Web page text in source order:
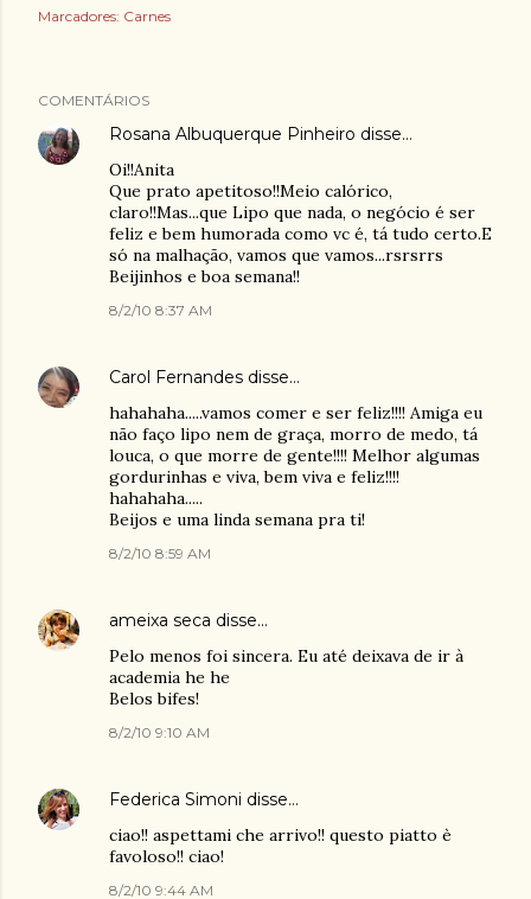
Marcadores: Carnes
COMENTÁRIOS
Rosana Albuquerque Pinheiro disse…
Oi!!Anita
Que prato apetitoso!!Meio calórico,
claro!!Mas...que Lipo que nada, o negócio é ser
feliz e bem humorada como vc é, tá tudo certo.E
só na malhação, vamos que vamos...rsrsrrs
Beijinhos e boa semana!!
8/2/10 8:37 AM
Carol Fernandes disse…
hahahaha.....vamos comer e ser feliz!!!! Amiga eu
não faço lipo nem de graça, morro de medo, tá
louca, o que morre de gente!!!! Melhor algumas
gordurinhas e viva, bem viva e feliz!!!!
hahahaha.....
Beijos e uma linda semana pra ti!
8/2/10 8:59 AM
ameixa seca disse…
Pelo menos foi sincera. Eu até deixava de ir à
academia he he
Belos bifes!
8/2/10 9:10 AM
Federica Simoni disse…
ciao!! aspettami che arrivo!! questo piatto è
favoloso!! ciao!
8/2/10 9:44 AM